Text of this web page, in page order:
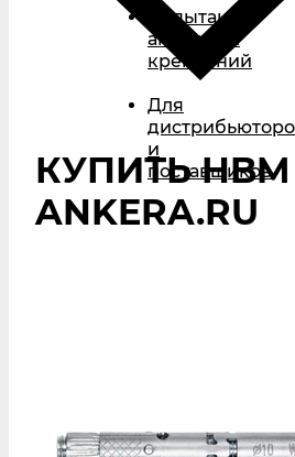
Испытания
анкерных
креплений
Для
и
поставщиков
КУПИТЬ
ANKERA.RU